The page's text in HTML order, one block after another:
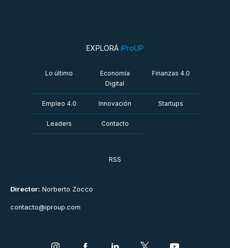
Director: Norberto Zocco
contacto@iproup.com
EXPLORÁ iProUP
Lo último
Economía
Digital
Finanzas 4.0
Empleo 4.0 Innovación Startups
Leaders Contacto
RSS